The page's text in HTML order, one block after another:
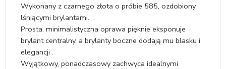
Wykonany z czarnego złota o próbie 585, ozdobiony
lśniącymi brylantami.
Prosta, minimalistyczna oprawa pięknie eksponuje
brylant centralny, a brylanty boczne dodają mu blasku i
elegancji .
Wyjątkowy, ponadczasowy zachwyca idealnymi